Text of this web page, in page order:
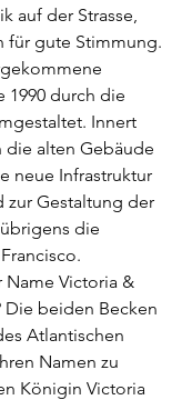
auf der Strasse,
für gute Stimmung.
1990 durch die
Innert
die alten Gebäude
neue Infrastruktur
zur Gestaltung der
die
Victoria &
beiden Becken
Atlantischen
Namen zu
Königin Victoria